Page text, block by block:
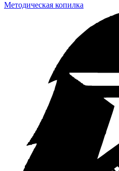
Методическая копилка